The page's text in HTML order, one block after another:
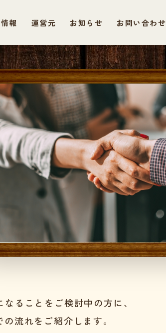
報 運営元 お知らせ お問い合わせ
ることをご検討中の方に、
流れをご紹介します。